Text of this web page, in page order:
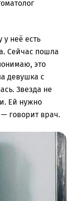
неё есть
Сейчас пошла
это
девушка с
Звезда не
Ей нужно
— говорит врач.